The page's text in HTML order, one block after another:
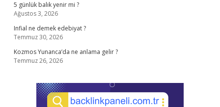
5 günlük balık yenir mi ?
Ağustos 3, 2026
Infial ne demek edebiyat ?
Temmuz 30, 2026
Kozmos Yunanca’da ne anlama gelir ?
Temmuz 26, 2026